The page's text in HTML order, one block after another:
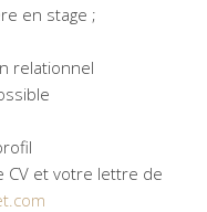
en stage ;
relationnel
CV et votre lettre de